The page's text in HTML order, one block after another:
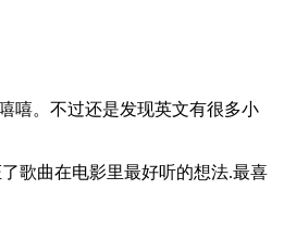
嘻。不过还是发现英文有很多小
了歌曲在电影里最好听的想法.最喜